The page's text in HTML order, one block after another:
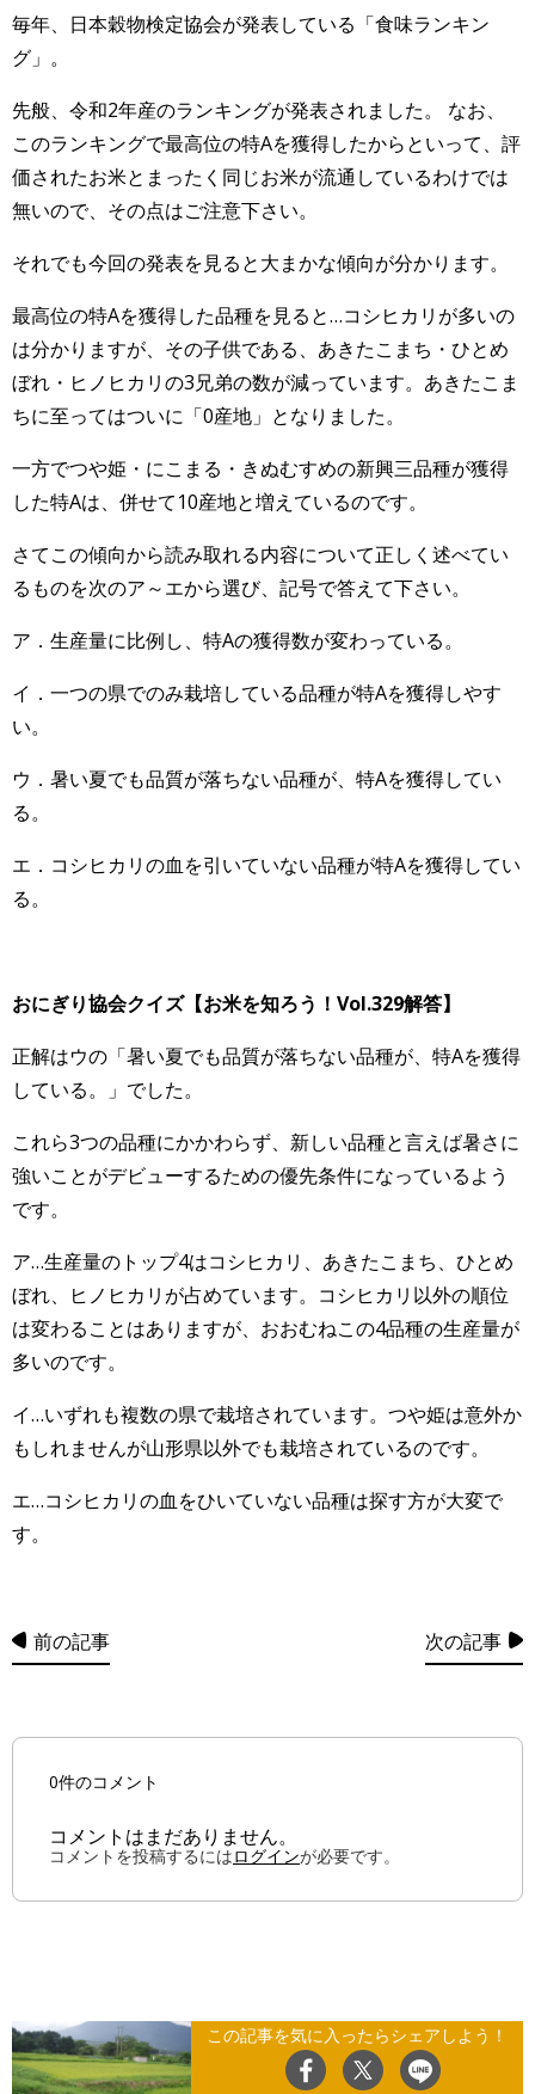
毎年、日本穀物検定協会が発表している「食味ランキン
グ」。
先般、令和2年産のランキングが発表されました。 なお、
このランキングで最高位の特Aを獲得したからといって、評
価されたお米とまったく同じお米が流通しているわけでは
無いので、その点はご注意下さい。
それでも今回の発表を見ると大まかな傾向が分かります。
最高位の特Aを獲得した品種を見ると…コシヒカリが多いの
は分かりますが、その子供である、あきたこまち・ひとめ
ぼれ・ヒノヒカリの3兄弟の数が減っています。あきたこま
ちに至ってはついに「0産地」となりました。
一方でつや姫・にこまる・きぬむすめの新興三品種が獲得
した特Aは、併せて10産地と増えているのです。
さてこの傾向から読み取れる内容について正しく述べてい
るものを次のア～エから選び、記号で答えて下さい。
ア．生産量に比例し、特Aの獲得数が変わっている。
イ．一つの県でのみ栽培している品種が特Aを獲得しやす
い。
ウ．暑い夏でも品質が落ちない品種が、特Aを獲得してい
る。
エ．コシヒカリの血を引いていない品種が特Aを獲得してい
る。
おにぎり協会クイズ【お米を知ろう！Vol.329解答】
正解はウの「暑い夏でも品質が落ちない品種が、特Aを獲得
している。」でした。
これら3つの品種にかかわらず、新しい品種と言えば暑さに
強いことがデビューするための優先条件になっているよう
です。
ア…生産量のトップ4はコシヒカリ、あきたこまち、ひとめ
ぼれ、ヒノヒカリが占めています。コシヒカリ以外の順位
は変わることはありますが、おおむねこの4品種の生産量が
多いのです。
イ…いずれも複数の県で栽培されています。つや姫は意外か
もしれませんが山形県以外でも栽培されているのです。
エ…コシヒカリの血をひいていない品種は探す方が大変で
す。
前の記事 次の記事
0件のコメント
コメントはまだありません。
コメントを投稿するにはログインが必要です。
この記事を気に入ったらシェアしよう！